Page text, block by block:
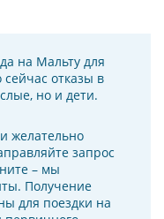
на Мальту для
сейчас отказы в
но и дети.
желательно
запрос
– мы
Получение
для поездки на